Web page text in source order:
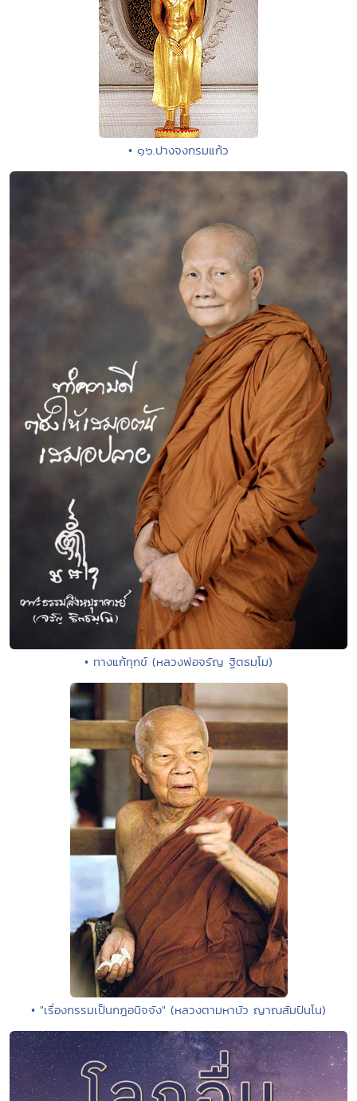
• ๑๖.ปางจงกรมแก้ว
• ทางแก้ทุกข์ (หลวงพ่อจรัญ ฐิตธมฺโม)
• "เรื่องกรรมเป็นกฎอนิจจัง" (หลวงตามหาบัว ญาณสัมปันโน)